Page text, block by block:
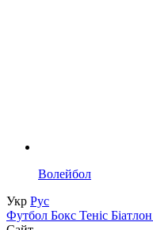
Волейбол
Укр Рус
Футбол Бокс Теніс Біатлон